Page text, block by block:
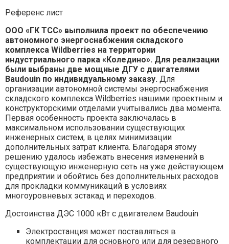
Референс лист
ООО «ГК ТСС» выполнила проект по обеспечению
автономного энергоснабжения складского
комплекса Wildberries на территории
индустриального парка «Коледино». Для реализации
были выбраны две мощные ДГУ с двигателями
Baudouin по индивидуальному заказу. Для
организации автономной системы энергоснабжения
складского комплекса Wildberries нашими проектным и
конструкторскими отделами учитывались два момента.
Первая особенность проекта заключалась в
максимальном использовании существующих
инженерных систем, в целях минимизации
дополнительных затрат клиента. Благодаря этому
решению удалось избежать внесения изменений в
существующую инженерную сеть на уже действующем
предприятии и обойтись без дополнительных расходов
для прокладки коммуникаций в условиях
многоуровневых эстакад и переходов.
Достоинства ДЭС 1000 кВт с двигателем Baudouin
Электростанция может поставляться в
комплектации для основного или для резервного